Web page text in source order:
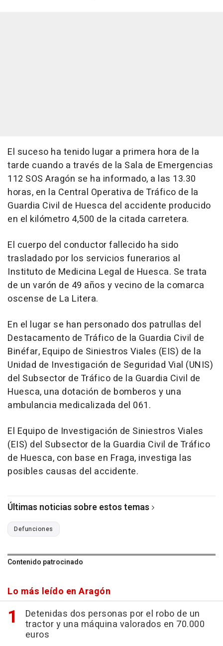
El suceso ha tenido lugar a primera hora de la
tarde cuando a través de la Sala de Emergencias
112 SOS Aragón se ha informado, a las 13.30
horas, en la Central Operativa de Tráfico de la
Guardia Civil de Huesca del accidente producido
en el kilómetro 4,500 de la citada carretera.
El cuerpo del conductor fallecido ha sido
trasladado por los servicios funerarios al
Instituto de Medicina Legal de Huesca. Se trata
de un varón de 49 años y vecino de la comarca
oscense de La Litera.
En el lugar se han personado dos patrullas del
Destacamento de Tráfico de la Guardia Civil de
Binéfar, Equipo de Siniestros Viales (EIS) de la
Unidad de Investigación de Seguridad Vial (UNIS)
del Subsector de Tráfico de la Guardia Civil de
Huesca, una dotación de bomberos y una
ambulancia medicalizada del 061.
El Equipo de Investigación de Siniestros Viales
(EIS) del Subsector de la Guardia Civil de Tráfico
de Huesca, con base en Fraga, investiga las
posibles causas del accidente.
Últimas noticias sobre estos temas
Defunciones
Contenido patrocinado
Lo más leído en Aragón
Detenidas dos personas por el robo de un
tractor y una máquina valorados en 70.000
euros